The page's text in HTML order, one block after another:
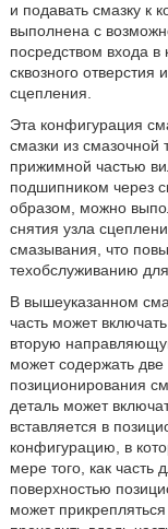
и подавать смазку к
выполнена с
посредством входа в
сквозного отверстия
сцепления.
Эта конфигурация
смазки из смазочной
прижимной частью
подшипником через
образом, можно
снятия узла
смазывания, что
техобслуживанию
В вышеуказанном
часть может
вторую
может содержать
позиционирования
деталь может
вставляется в
конфигурацию, в
мере того, как часть
поверхностью
может